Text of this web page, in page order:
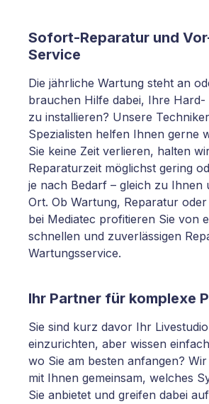
Sofort-Reparatur und
Service
Die jährliche Wartung steht an
brauchen Hilfe dabei, Ihre
zu installieren? Unsere
Spezialisten helfen Ihnen gerne
Sie keine Zeit verlieren, halten
Reparaturzeit möglichst gering
je nach Bedarf – gleich zu Ihnen
Ort. Ob Wartung, Reparatur
bei Mediatec profitieren Sie von
schnellen und zuverlässigen
Wartungsservice.
Ihr Partner für komplexe
Sie sind kurz davor Ihr
einzurichten, aber wissen
wo Sie am besten anfangen?
mit Ihnen gemeinsam, welches
Sie anbietet und greifen dabei